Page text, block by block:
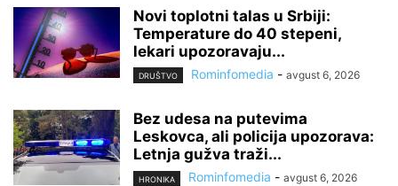
Novi toplotni talas u Srbiji:
Temperature do 40 stepeni,
lekari upozoravaju...
DRUŠTVO Rominfomedia - avgust 6, 2026
Bez udesa na putevima
Leskovca, ali policija upozorava:
Letnja gužva traži...
HRONIKA Rominfomedia - avgust 6, 2026